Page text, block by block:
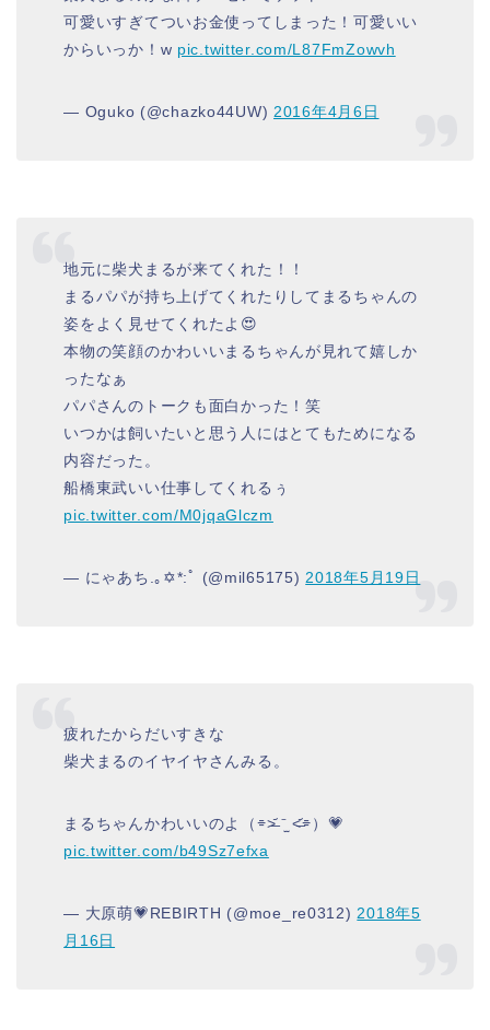
可愛いすぎてついお金使ってしまった！可愛いい
からいっか！w pic.twitter.com/L87FmZowvh
— Oguko (@chazko44UW) 2016年4月6日
地元に柴犬まるが来てくれた！！
まるパパが持ち上げてくれたりしてまるちゃんの
姿をよく見せてくれたよ😍
本物の笑顔のかわいいまるちゃんが見れて嬉しか
ったなぁ
パパさんのトークも面白かった！笑
いつかは飼いたいと思う人にはとてもためになる
内容だった。
船橋東武いい仕事してくれるぅ
pic.twitter.com/M0jqaGlczm
— にゃあち.｡✡*:ﾟ (@mil65175) 2018年5月19日
疲れたからだいすきな
柴犬まるのイヤイヤさんみる。
まるちゃんかわいいのよ（⌯˃̶᷄ ⁻̫ ˂̶᷄⌯）💗
pic.twitter.com/b49Sz7efxa
— 大原萌💗REBIRTH (@moe_re0312)2018年5
月16日